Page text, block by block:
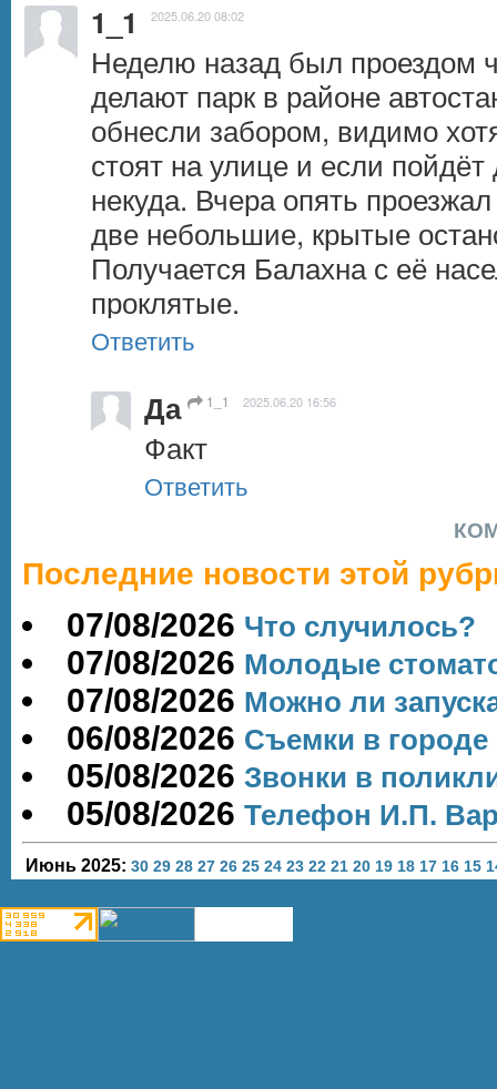
1_1 2025.06.20 08:02
Неделю назад был проездом
делают парк в районе
обнесли забором, видимо
стоят на улице и если
некуда. Вчера опять
две небольшие, крытые
Получается Балахна с её
проклятые.
Ответить
Да 1_1 2025.06.20 16:56
Факт
Ответить
Последние новости этой
07/08/2026 Что случилось?
07/08/2026 Молодые
07/08/2026 Можно ли
06/08/2026 Съемки в городе
05/08/2026 Звонки в
05/08/2026 Телефон И.П.
Июнь 2025: 30 29 28 27 26 25 24 23 22 21 20 19 18 17 16 15